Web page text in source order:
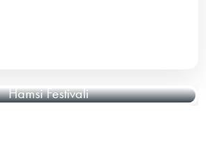
Hamsi Festivali